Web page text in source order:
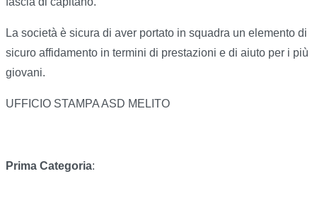
La società è sicura di aver portato in squadra un elemento di
sicuro affidamento in termini di prestazioni e di aiuto per i più
giovani.
UFFICIO STAMPA ASD MELITO
Prima Categoria: